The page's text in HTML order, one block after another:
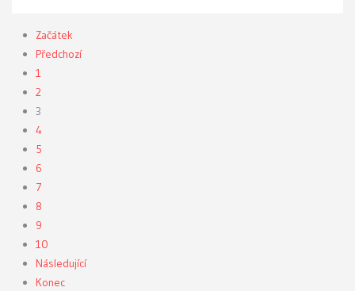
Začátek
Předchozí
1
2
3
4
5
6
7
8
9
10
Následující
Konec